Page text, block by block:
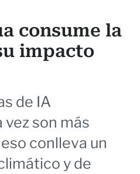
consume la
impacto
de IA
son más
conlleva un
y de